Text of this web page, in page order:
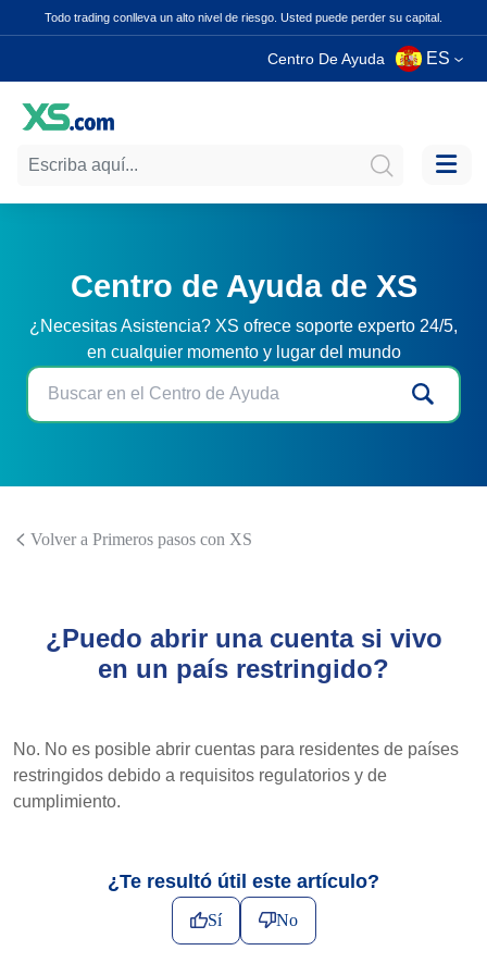
Todo trading conlleva un alto nivel de riesgo. Usted puede perder su capital.
Centro De Ayuda ES
Centro de Ayuda de XS
¿Necesitas Asistencia? XS ofrece soporte experto 24/5,
en cualquier momento y lugar del mundo
Volver a Primeros pasos con XS
¿Puedo abrir una cuenta si vivo
en un país restringido?
No. No es posible abrir cuentas para residentes de países
restringidos debido a requisitos regulatorios y de
cumplimiento.
¿Te resultó útil este artículo?
Sí No